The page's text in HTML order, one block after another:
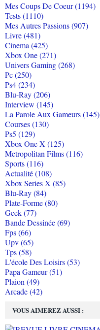
VOUS AIMEREZ AUSSI :
Mes Coups De Coeur (1194)
Tests (1110)
Mes Autres Passions (907)
Livre (481)
Cinema (425)
Xbox One (271)
Univers Gaming (268)
Pc (250)
Ps4 (234)
Blu-Ray (206)
Interview (145)
La Parole Aux Gameurs (145)
Courses (130)
Ps5 (129)
Xbox One X (125)
Metropolitan Films (116)
Sports (116)
Actualité (108)
Xbox Series X (85)
Blu-Ray (84)
Plate-Forme (80)
Geek (77)
Bande Dessinée (69)
Fps (66)
Upv (65)
Tps (58)
L'école Des Loisirs (53)
Papa Gameur (51)
Plaion (49)
Arcade (42)